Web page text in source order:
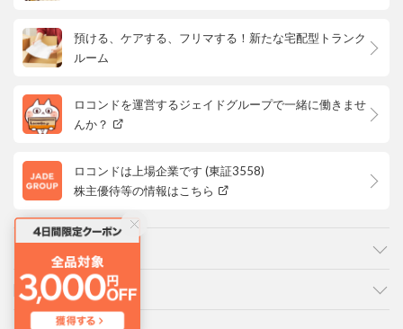
預ける、ケアする、フリマする！新たな宅配型トランク
ルーム
ロコンドを運営するジェイドグループで一緒に働きませ
んか？
ロコンドは上場企業です (東証3558)
株主優待等の情報はこちら
ご利用ガイド